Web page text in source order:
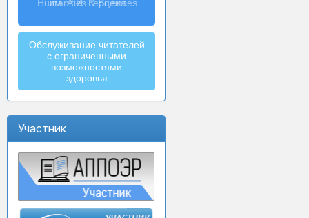
Humanities & Sciences
Обслуживание читателей
с ограниченными
возможностями
здоровья
Участник